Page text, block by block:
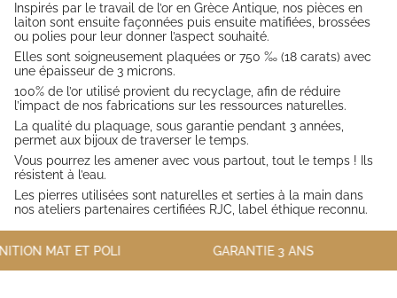
Inspirés par le travail de l’or en Grèce Antique, nos pièces en
laiton sont ensuite façonnées puis ensuite matifiées, brossées
ou polies pour leur donner l’aspect souhaité.
Elles sont soigneusement plaquées or 750 ‰ (18 carats) avec
une épaisseur de 3 microns.
100% de l’or utilisé provient du recyclage, afin de réduire
l’impact de nos fabrications sur les ressources naturelles.
La qualité du plaquage, sous garantie pendant 3 années,
permet aux bijoux de traverser le temps.
Vous pourrez les amener avec vous partout, tout le temps ! Ils
résistent à l’eau.
Les pierres utilisées sont naturelles et serties à la main dans
nos ateliers partenaires certifiées RJC, label éthique reconnu.
MAT ET POLI GARANTIE 3 ANS